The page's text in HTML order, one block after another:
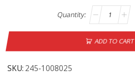
ADD TO CART
SKU: 245-1008025